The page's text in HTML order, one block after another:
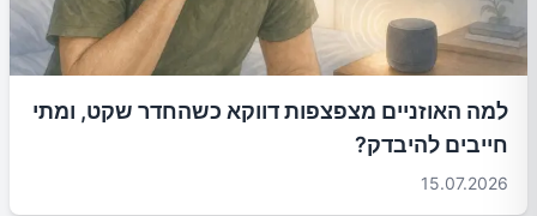
למה האוזניים מצפצפות דווקא כשהחדר שקט, ומתי
חייבים להיבדק?
15.07.2026